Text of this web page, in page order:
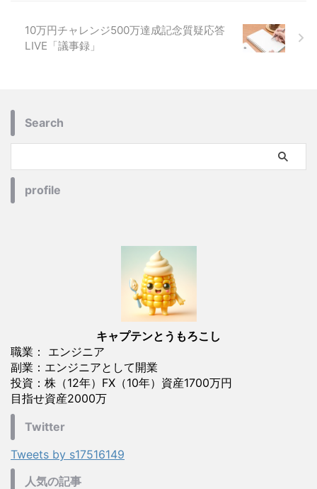
10万円チャレンジ500万達成記念質疑応答
LIVE「議事録」
Search
profile
キャプテンとうもろこし
職業： エンジニア
副業：エンジニアとして開業
投資：株（12年）FX（10年）資産1700万円
目指せ資産2000万
Twitter
Tweets by s17516149
人気の記事